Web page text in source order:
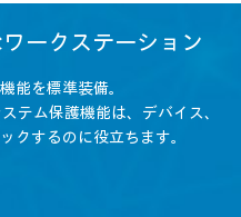
ークステーション
能を標準装備。
テム保護機能は、デバイス、
クするのに役立ちます。